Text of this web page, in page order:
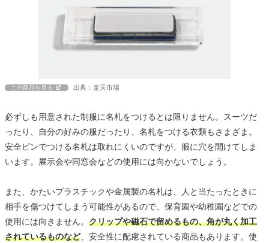
この商品を見る 出典：楽天市場
必ずしも用意された制服に名札をつけるとは限りません。スーツだ
ったり、自分の好みの服だったり、名札をつける衣類もさまざま。
安全ピンでつける名札は取れにくいのですが、服に穴を開けてしま
います。展示会や同窓会などの使用には向かないでしょう。
また、かたいプラスチックや金属製の名札は、人と当たったときに
相手を傷つけてしまう可能性があるので、保育園や幼稚園などでの
使用には向きません。 クリップや磁石で留めるもの、角が丸く加工
されているものなど、安全性に配慮されている商品もあります。使